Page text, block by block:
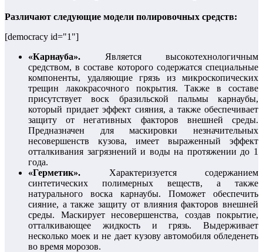
Различают следующие модели полировочных средств:
[democracy id="1"]
«Карнауба». Является высокотехнологичным
средством, в составе которого содержатся специальные
компоненты, удаляющие грязь из микроскопических
трещин лакокрасочного покрытия. Также в составе
присутствует воск бразильской пальмы карнаубы,
который придает эффект сияния, а также обеспечивает
защиту от негативных факторов внешней среды.
Предназначен для маскировки незначительных
несовершенств кузова, имеет выраженный эффект
отталкивания загрязнений и воды на протяжении до 1
года.
«Герметик». Характеризуется содержанием
синтетических полимерных веществ, а также
натурального воска карнаубы. Поможет обеспечить
сияние, а также защиту от влияния факторов внешней
среды. Маскирует несовершенства, создав покрытие,
отталкивающее жидкость и грязь. Выдерживает
несколько моек и не дает кузову автомобиля обледенеть
во время морозов.